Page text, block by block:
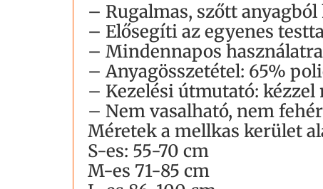
– Rugalmas, szőtt
– Elősegíti az egyenes
– Mindennapos
– Anyagösszetétel: 65%
– Kezelési útmutató: kézzel
– Nem vasalható, nem
Méretek a mellkas kerület
S-es: 55-70 cm
M-es 71-85 cm